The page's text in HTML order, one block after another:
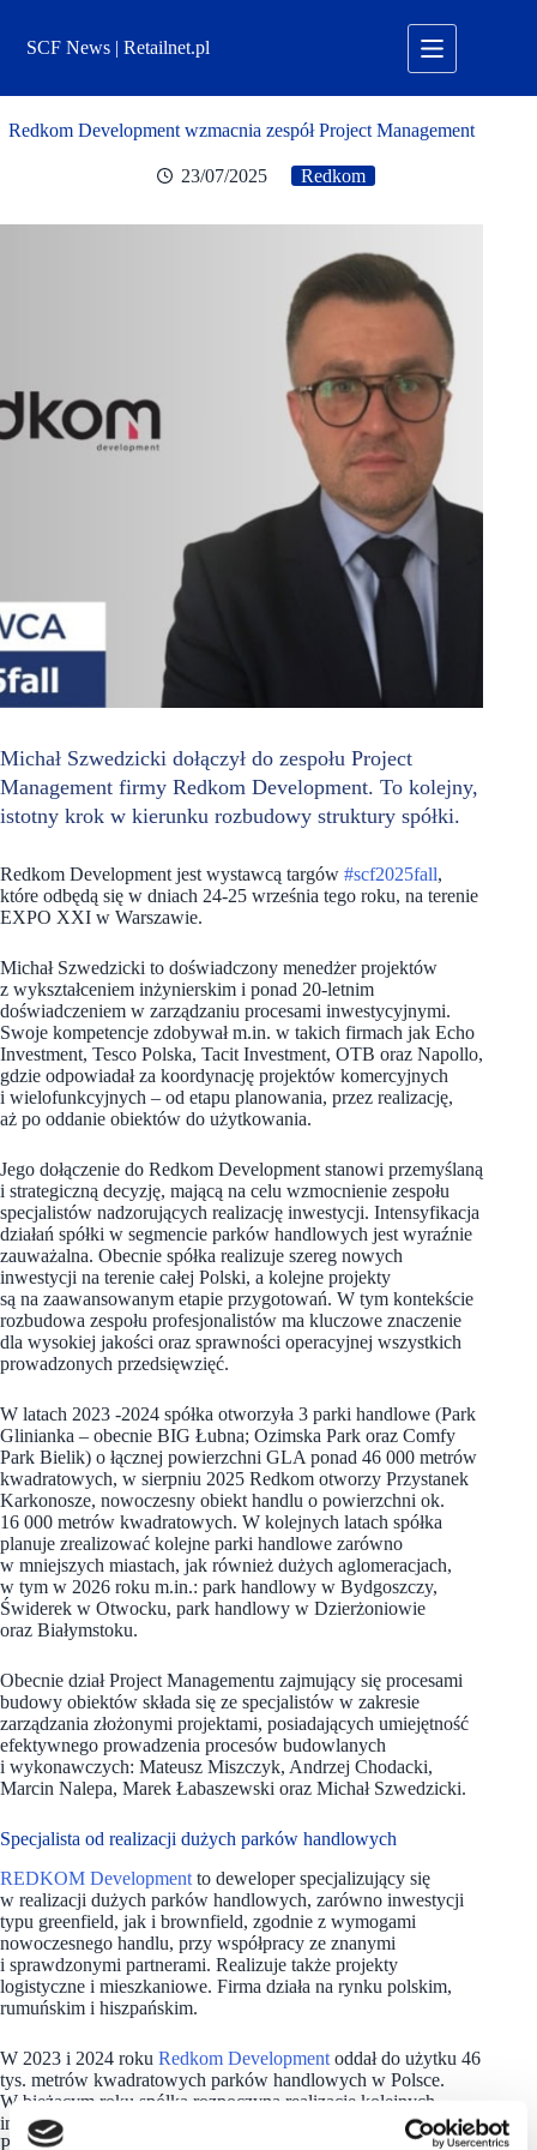
treściSCF News | Retailnet.pl
Redkom Development wzmacnia zespół Project Management
23/07/2025 Redkom
Michał Szwedzicki dołączył do zespołu Project
Management firmy Redkom Development. To kolejny,
istotny krok w kierunku rozbudowy struktury spółki.
Redkom Development jest wystawcą targów #scf2025fall,
które odbędą się w dniach 24-25 września tego roku, na terenie
EXPO XXI w Warszawie.
Michał Szwedzicki to doświadczony menedżer projektów
z wykształceniem inżynierskim i ponad 20-letnim
doświadczeniem w zarządzaniu procesami inwestycyjnymi.
Swoje kompetencje zdobywał m.in. w takich firmach jak Echo
Investment, Tesco Polska, Tacit Investment, OTB oraz Napollo,
gdzie odpowiadał za koordynację projektów komercyjnych
i wielofunkcyjnych – od etapu planowania, przez realizację,
aż po oddanie obiektów do użytkowania.
Jego dołączenie do Redkom Development stanowi przemyślaną
i strategiczną decyzję, mającą na celu wzmocnienie zespołu
specjalistów nadzorujących realizację inwestycji. Intensyfikacja
działań spółki w segmencie parków handlowych jest wyraźnie
zauważalna. Obecnie spółka realizuje szereg nowych
inwestycji na terenie całej Polski, a kolejne projekty
są na zaawansowanym etapie przygotowań. W tym kontekście
rozbudowa zespołu profesjonalistów ma kluczowe znaczenie
dla wysokiej jakości oraz sprawności operacyjnej wszystkich
prowadzonych przedsięwzięć.
W latach 2023 -2024 spółka otworzyła 3 parki handlowe (Park
Glinianka – obecnie BIG Łubna; Ozimska Park oraz Comfy
Park Bielik) o łącznej powierzchni GLA ponad 46 000 metrów
kwadratowych, w sierpniu 2025 Redkom otworzy Przystanek
Karkonosze, nowoczesny obiekt handlu o powierzchni ok.
16 000 metrów kwadratowych. W kolejnych latach spółka
planuje zrealizować kolejne parki handlowe zarówno
w mniejszych miastach, jak również dużych aglomeracjach,
w tym w 2026 roku m.in.: park handlowy w Bydgoszczy,
Świderek w Otwocku, park handlowy w Dzierżoniowie
oraz Białymstoku.
Obecnie dział Project Managementu zajmujący się procesami
budowy obiektów składa się ze specjalistów w zakresie
zarządzania złożonymi projektami, posiadających umiejętność
efektywnego prowadzenia procesów budowlanych
i wykonawczych: Mateusz Miszczyk, Andrzej Chodacki,
Marcin Nalepa, Marek Łabaszewski oraz Michał Szwedzicki.
Specjalista od realizacji dużych parków handlowych
REDKOM Development to deweloper specjalizujący się
w realizacji dużych parków handlowych, zarówno inwestycji
typu greenfield, jak i brownfield, zgodnie z wymogami
nowoczesnego handlu, przy współpracy ze znanymi
i sprawdzonymi partnerami. Realizuje także projekty
logistyczne i mieszkaniowe. Firma działa na rynku polskim,
rumuńskim i hiszpańskim.
W 2023 i 2024 roku Redkom Development oddał do użytku 46
tys. metrów kwadratowych parków handlowych w Polsce.
W bieżącym roku spółka rozpoczyna realizację kolejnych
inwestycji komercyjnych oraz już w sierpniu planuje otwarcie
Przystanku Karkonosze – największego parku handlowego